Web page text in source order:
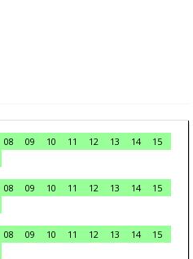
08 09 10 11 12 13 14
15
08 09 10 11 12 13 14
15
08 09 10 11 12 13 14
15